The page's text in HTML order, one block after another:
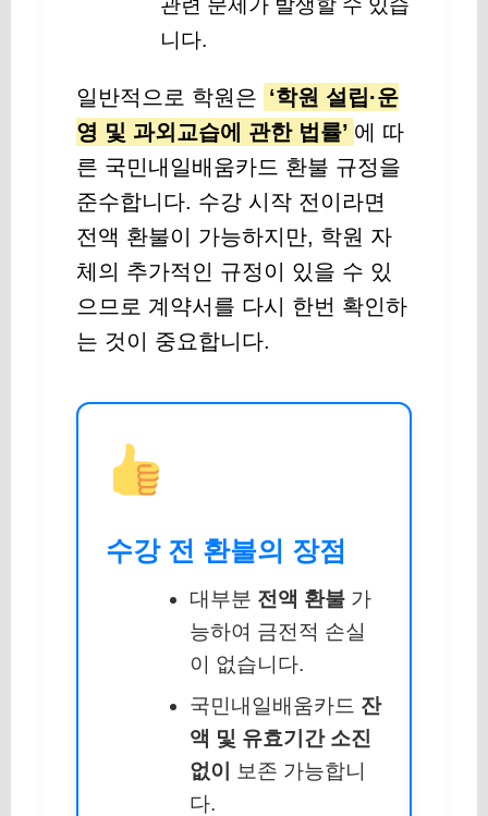
관련 문제가 발생할 수 있습
니다.
일반적으로 학원은 ‘학원 설립·운
영 및 과외교습에 관한 법률’ 에 따
른 국민내일배움카드 환불 규정을
준수합니다. 수강 시작 전이라면
전액 환불이 가능하지만, 학원 자
체의 추가적인 규정이 있을 수 있
으므로 계약서를 다시 한번 확인하
는 것이 중요합니다.
수강 전 환불의 장점
대부분 전액 환불가
능하여 금전적 손실
이 없습니다.
국민내일배움카드 잔
액 및 유효기간 소진
없이
보존 가능합니
다.